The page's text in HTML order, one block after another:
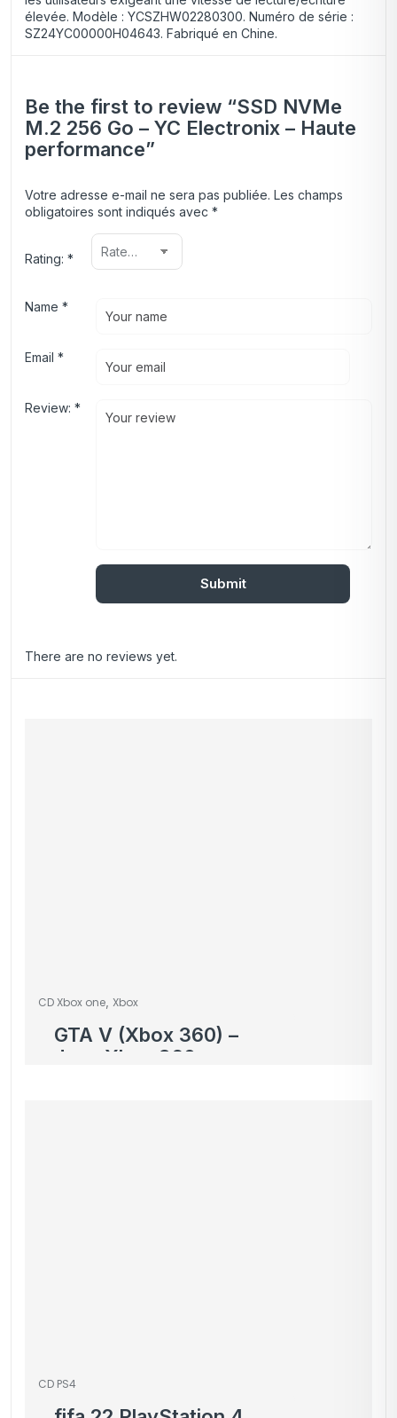
élevée. Modèle : YCSZHW02280300. Numéro de série :
SZ24YC00000H04643. Fabriqué en Chine.
Be the first to review “SSD NVMe
M.2 256 Go – YC Electronix – Haute
performance”
Votre adresse e-mail ne sera pas publiée. Les champs
obligatoires sont indiqués avec *
Rating: *
Review: *
Name *
Email *
There are no reviews yet.
CD Xbox one, Xbox
GTA V (Xbox 360) –
Jeux Xbox 360
CD PS4